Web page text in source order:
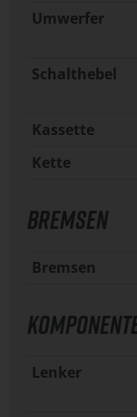
Umwerfer
Schalthebel
Kassette
Kette
BREMSEN
Bremsen
Lenker